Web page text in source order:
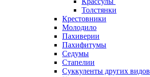
Толстянки
Крестовники
Молодило
Пахиверии
Пахифитумы
Седумы
Стапелии
Суккуленты других видов